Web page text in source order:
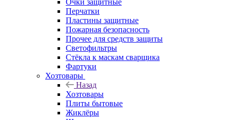
Очки защитные
Перчатки
Пластины защитные
Пожарная безопасность
Прочее для средств защиты
Светофильтры
Стёкла к маскам сварщика
Фартуки
Хозтовары
Назад
Хозтовары
Плиты бытовые
Жиклёры